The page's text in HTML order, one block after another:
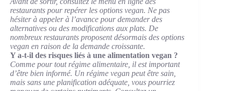
restaurants pour repérer les options vegan. Ne pas
hésiter à appeler à l’avance pour demander des
alternatives ou des modifications aux plats. De
nombreux restaurants proposent désormais des options
vegan en raison de la demande croissante.
Y a-t-il des risques liés à une alimentation vegan ?
Comme pour tout régime alimentaire, il est important
d’être bien informé. Un régime vegan peut être sain,
mais sans une planification adéquate, vous pourriez